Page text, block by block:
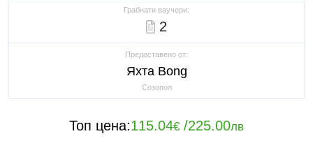
Грабнати ваучери:
2
Предоставено от:
Яхта Bong
Созопол
Топ цена:115.04€ /225.00лв